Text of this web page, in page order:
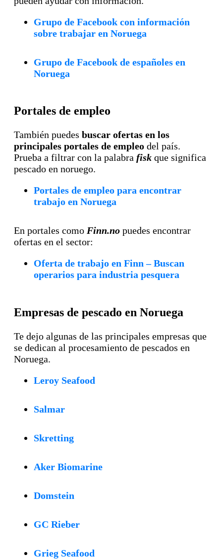
Grupo de Facebook con información
sobre trabajar en Noruega
Grupo de Facebook de españoles en
Noruega
Portales de empleo
También puedes buscar ofertas en los
principales portales de empleo del país.
Prueba a filtrar con la palabra fisk que significa
pescado en noruego.
Portales de empleo para encontrar
trabajo en Noruega
En portales como Finn.no puedes encontrar
ofertas en el sector:
Oferta de trabajo en Finn – Buscan
operarios para industria pesquera
Empresas de pescado en Noruega
Te dejo algunas de las principales empresas que
se dedican al procesamiento de pescados en
Noruega.
Leroy Seafood
Salmar
Skretting
Aker Biomarine
Domstein
GC Rieber
Grieg Seafood